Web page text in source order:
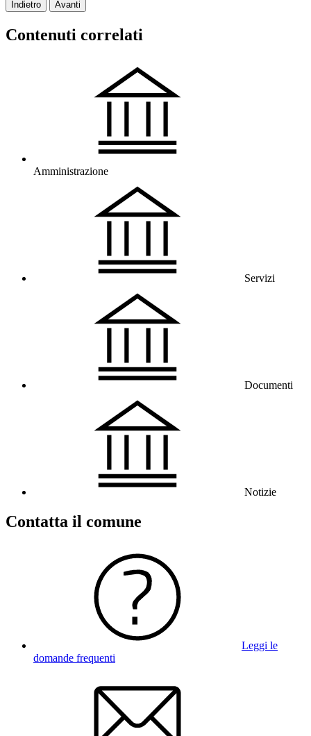
Indietro Avanti
Contenuti correlati
Amministrazione
Servizi
Documenti
Notizie
Contatta il comune
Leggi le
domande frequenti